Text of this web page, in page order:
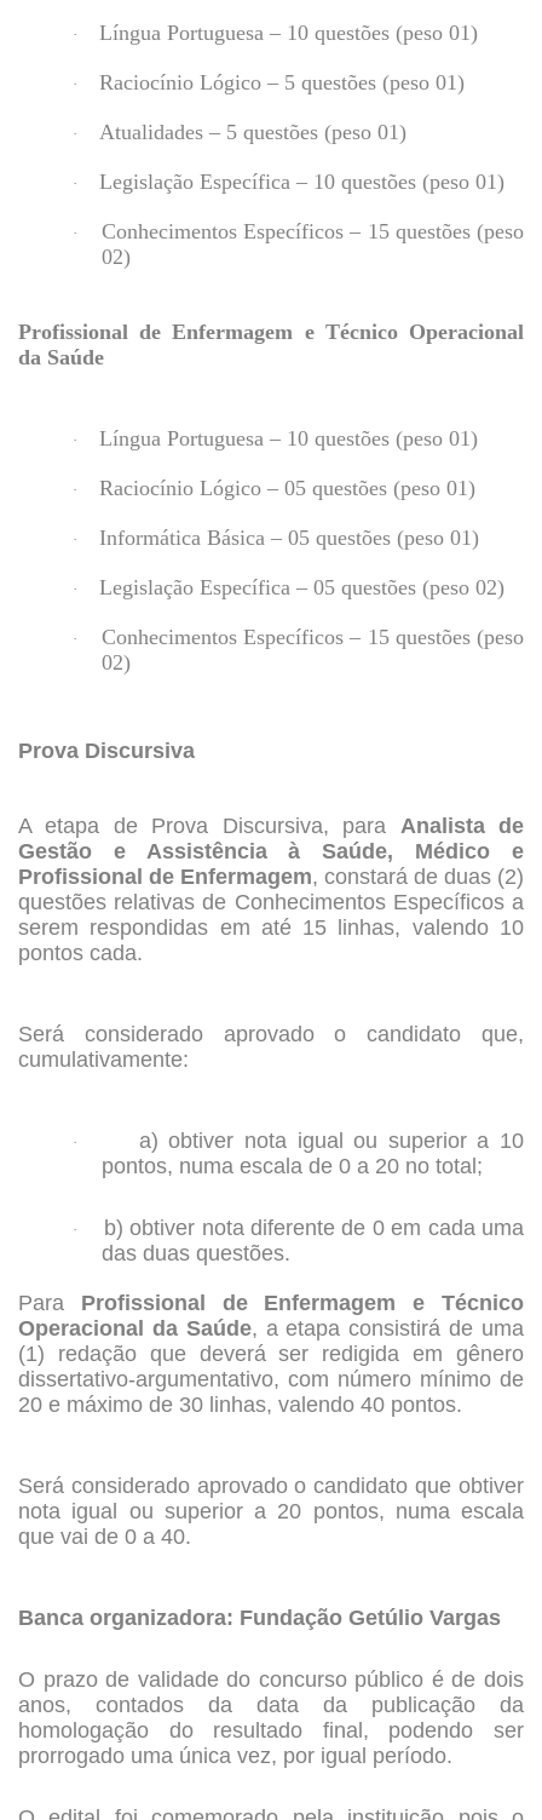
· Língua Portuguesa – 10 questões (peso 01)
· Raciocínio Lógico – 5 questões (peso 01)
· Atualidades – 5 questões (peso 01)
· Legislação Específica – 10 questões (peso 01)
·
Conhecimentos Específicos – 15 questões (peso
02)
Profissional de Enfermagem e Técnico Operacional
da Saúde
· Língua Portuguesa – 10 questões (peso 01)
· Raciocínio Lógico – 05 questões (peso 01)
· Informática Básica – 05 questões (peso 01)
· Legislação Específica – 05 questões (peso 02)
·
Conhecimentos Específicos – 15 questões (peso
02)
Prova Discursiva
A etapa de Prova Discursiva, para Analista de
Gestão e Assistência à Saúde, Médico e
Profissional de Enfermagem, constará de duas (2)
questões relativas de Conhecimentos Específicos a
serem respondidas em até 15 linhas, valendo 10
pontos cada.
Será considerado aprovado o candidato que,
cumulativamente:
·
a) obtiver nota igual ou superior a 10
pontos, numa escala de 0 a 20 no total;
·
b) obtiver nota diferente de 0 em cada uma
das duas questões.
Para Profissional de Enfermagem e Técnico
Operacional da Saúde, a etapa consistirá de uma
(1) redação que deverá ser redigida em gênero
dissertativo-argumentativo, com número mínimo de
20 e máximo de 30 linhas, valendo 40 pontos.
Será considerado aprovado o candidato que obtiver
nota igual ou superior a 20 pontos, numa escala
que vai de 0 a 40.
Banca organizadora: Fundação Getúlio Vargas
O prazo de validade do concurso público é de dois
anos, contados da data da publicação da
homologação do resultado final, podendo ser
prorrogado uma única vez, por igual período.